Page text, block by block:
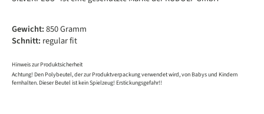
Gewicht:850 Gramm
Schnitt: regular fit
Hinweis zur Produktsicherheit
Achtung! Den Polybeutel, der zur Produktverpackung verwendet wird, von Babys und Kindern
fernhalten. Dieser Beutel ist kein Spielzeug! Erstickungsgefahr!!